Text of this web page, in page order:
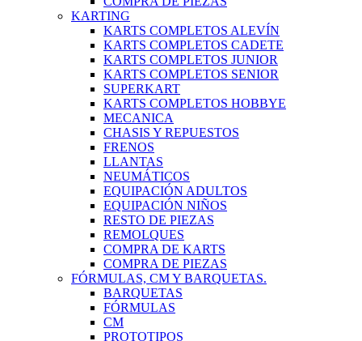
KARTING
KARTS COMPLETOS ALEVÍN
KARTS COMPLETOS CADETE
KARTS COMPLETOS JUNIOR
KARTS COMPLETOS SENIOR
SUPERKART
KARTS COMPLETOS HOBBYE
MECANICA
CHASIS Y REPUESTOS
FRENOS
LLANTAS
NEUMÁTICOS
EQUIPACIÓN ADULTOS
EQUIPACIÓN NIÑOS
RESTO DE PIEZAS
REMOLQUES
COMPRA DE KARTS
COMPRA DE PIEZAS
FÓRMULAS, CM Y BARQUETAS.
BARQUETAS
FÓRMULAS
CM
PROTOTIPOS